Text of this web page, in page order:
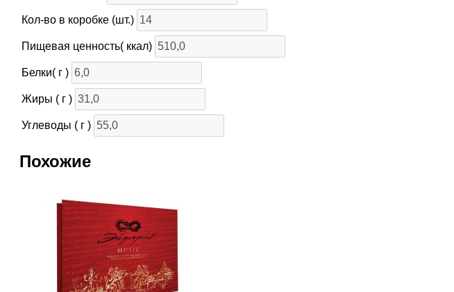
Кол-во в коробке (шт.)
Пищевая ценность( ккал)
Белки( г )
Жиры ( г )
Углеводы ( г )
Похожие